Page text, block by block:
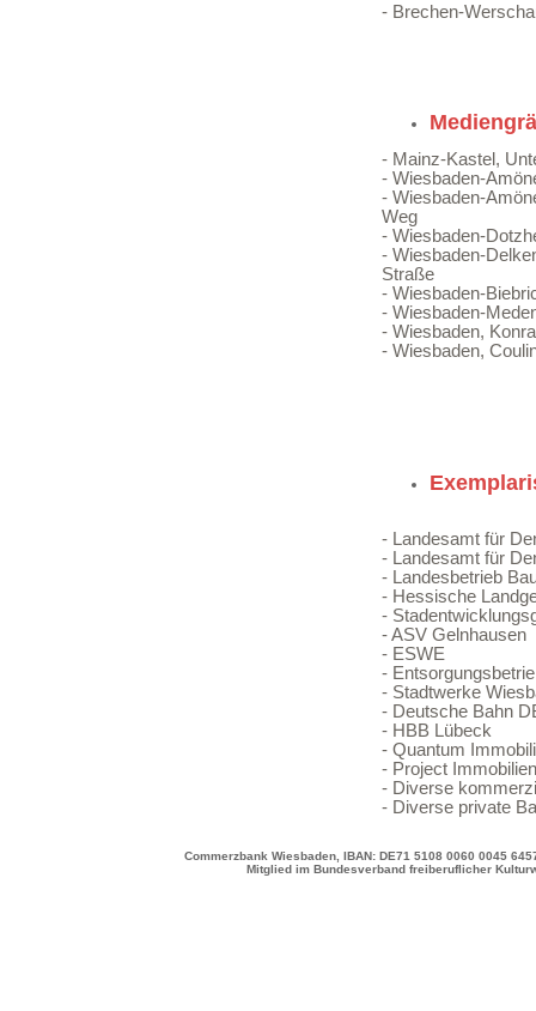
- Brechen-
- Mainz-Kastel,
- Wiesbaden-
- Wiesbaden-
Weg
- Wiesbaden-
- Wiesbaden-
Straße
- Wiesbaden-
- Wiesbaden-
- Wiesbaden,
- Wiesbaden,
- Landesamt für
- Landesamt für
- Landesbetrieb
- Hessische
-
- ASV Gelnhausen
- ESWE
-
- Stadtwerke
- Deutsche Bahn
- HBB Lübeck
- Quantum
- Project
- Diverse
- Diverse private
Commerzbank Wiesbaden, IBAN: DE71 5108 0060 0045
Mitglied im Bundesverband freiberuflicher